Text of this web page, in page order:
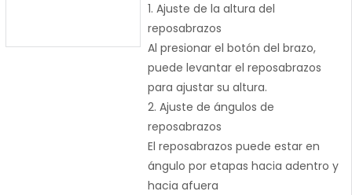
1. Ajuste de la altura del
reposabrazos
Al presionar el botón del brazo,
puede levantar el reposabrazos
para ajustar su altura.
2. Ajuste de ángulos de
reposabrazos
El reposabrazos puede estar en
ángulo por etapas hacia adentro y
hacia afuera